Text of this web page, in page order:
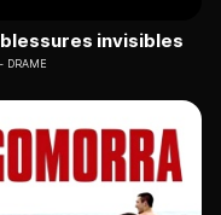
invisibles
DRAME